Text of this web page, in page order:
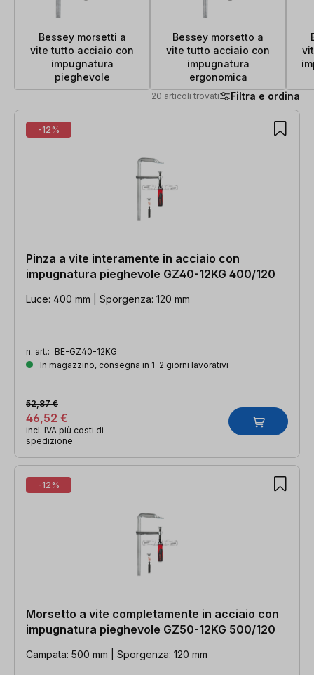
Bessey morsetti a
vite tutto acciaio con
impugnatura
pieghevole
Bessey morsetto a
vite tutto acciaio con
impugnatura
ergonomica
20 articoli trovati Filtra e ordina
20 articoli trovati
-12%
Pinza a vite interamente in acciaio con
impugnatura pieghevole GZ40-12KG 400/120
Luce: 400 mm | Sporgenza: 120 mm
n. art.: BE-GZ40-12KG
In magazzino, consegna in 1-2 giorni lavorativi
46,52 €
52,87 €
incl. IVA più costi di
spedizione
-12%
Morsetto a vite completamente in acciaio con
impugnatura pieghevole GZ50-12KG 500/120
Campata: 500 mm | Sporgenza: 120 mm